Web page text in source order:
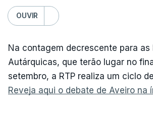
OUVIR
Na contagem decrescente para as
Autárquicas, que terão lugar no
setembro, a RTP realiza um ciclo
Reveja aqui o debate de Aveiro na